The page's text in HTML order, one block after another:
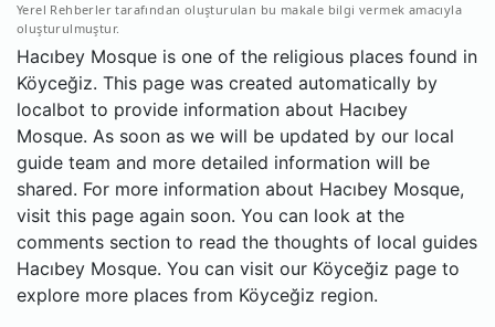
Yerel Rehberler tarafından oluşturulan bu makale bilgi vermek amacıyla
oluşturulmuştur.
Hacıbey Mosque is one of the religious places found in
Köyceğiz. This page was created automatically by
localbot to provide information about Hacıbey
Mosque. As soon as we will be updated by our local
guide team and more detailed information will be
shared. For more information about Hacıbey Mosque,
visit this page again soon. You can look at the
comments section to read the thoughts of local guides
Hacıbey Mosque. You can visit our Köyceğiz page to
explore more places from Köyceğiz region.